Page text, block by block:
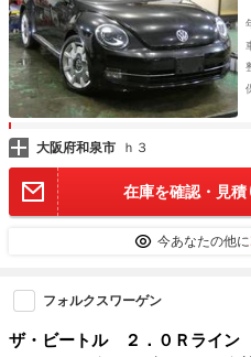
大阪府和泉市 ｈ３
在庫を確認・見積
今あなたの他に
フォルクスワーゲン
ザ・ビートル ２．０Ｒライ